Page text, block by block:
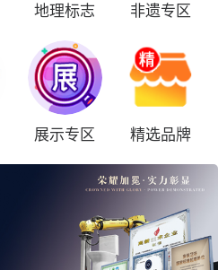
地理标志 非遗专区
展示专区 精选品牌